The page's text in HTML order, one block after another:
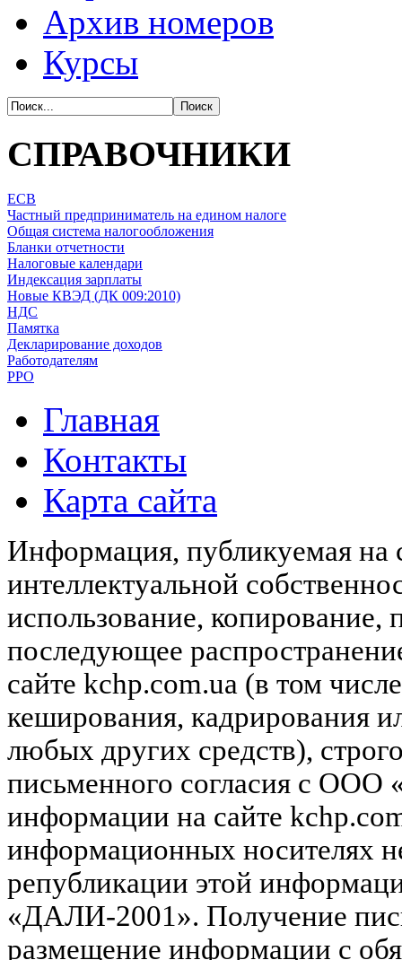
Архив номеров
Курсы
СПРАВОЧНИКИ
ЕСВ
Частный предприниматель на едином налоге
Общая система налогообложения
Бланки отчетности
Налоговые календари
Индексация зарплаты
Новые КВЭД (ДК 009:2010)
НДС
Памятка
Декларирование доходов
Работодателям
РРО
Главная
Контакты
Карта сайта
Информация, публикуемая на
интеллектуальной
использование, копирование,
последующее
сайте kchp.com.ua (в том
кеширования, кадрирования
любых других средств),
письменного согласия с
информации на сайте
информационных носителях
републикации этой
«ДАЛИ-2001». Получение
размещение информации с